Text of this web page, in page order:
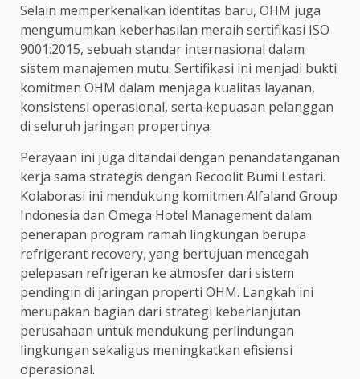
Selain memperkenalkan identitas baru, OHM juga
mengumumkan keberhasilan meraih sertifikasi ISO
9001:2015, sebuah standar internasional dalam
sistem manajemen mutu. Sertifikasi ini menjadi bukti
komitmen OHM dalam menjaga kualitas layanan,
konsistensi operasional, serta kepuasan pelanggan
di seluruh jaringan propertinya.
Perayaan ini juga ditandai dengan penandatanganan
kerja sama strategis dengan Recoolit Bumi Lestari.
Kolaborasi ini mendukung komitmen Alfaland Group
Indonesia dan Omega Hotel Management dalam
penerapan program ramah lingkungan berupa
refrigerant recovery, yang bertujuan mencegah
pelepasan refrigeran ke atmosfer dari sistem
pendingin di jaringan properti OHM. Langkah ini
merupakan bagian dari strategi keberlanjutan
perusahaan untuk mendukung perlindungan
lingkungan sekaligus meningkatkan efisiensi
operasional.